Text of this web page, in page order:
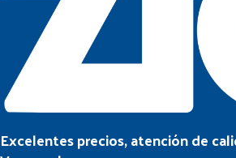
Excelentes precios, atención de